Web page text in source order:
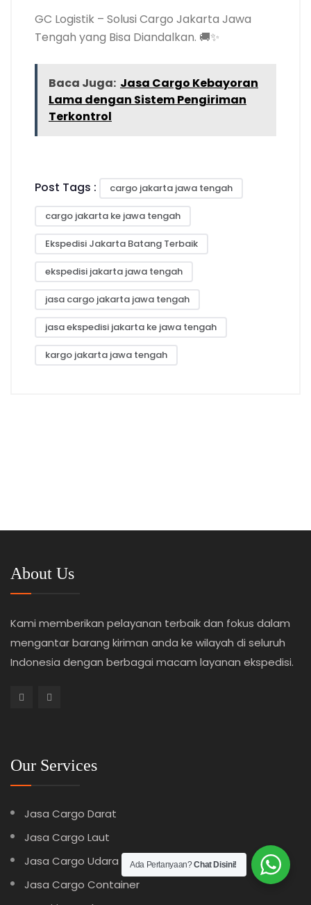
GC Logistik – Solusi Cargo Jakarta Jawa
Tengah yang Bisa Diandalkan. 🚚✨
Baca Juga: Jasa Cargo Kebayoran
Lama dengan Sistem Pengiriman
Terkontrol
Post Tags : cargo jakarta jawa tengah
cargo jakarta ke jawa tengah
Ekspedisi Jakarta Batang Terbaik
ekspedisi jakarta jawa tengah
jasa cargo jakarta jawa tengah
jasa ekspedisi jakarta ke jawa tengah
kargo jakarta jawa tengah
About Us
Kami memberikan pelayanan terbaik dan fokus dalam
mengantar barang kiriman anda ke wilayah di seluruh
Indonesia dengan berbagai macam layanan ekspedisi.
Our Services
Jasa Cargo Darat
Jasa Cargo Laut
Jasa Cargo Udara
Jasa Cargo Container
Ada Pertanyaan?Chat Disini!